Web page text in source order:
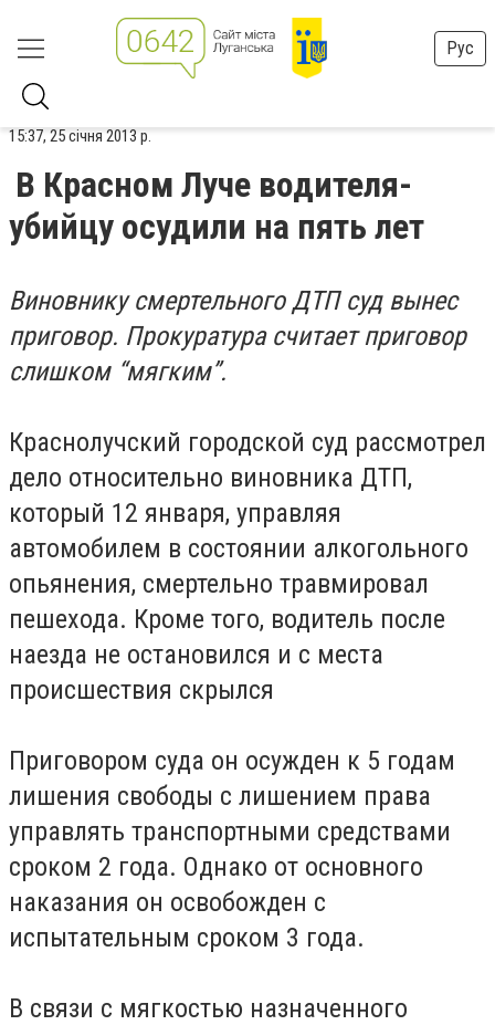
Рус
15:37, 25 січня 2013 р.
В Красном Луче водителя-
убийцу осудили на пять лет
Виновнику смертельного ДТП суд вынес
приговор. Прокуратура считает приговор
слишком “мягким”.
Краснолучский городской суд рассмотрел
дело относительно виновника ДТП,
который 12 января, управляя
автомобилем в состоянии алкогольного
опьянения, смертельно травмировал
пешехода. Кроме того, водитель после
наезда не остановился и с места
происшествия скрылся
Приговором суда он осужден к 5 годам
лишения свободы с лишением права
управлять транспортными средствами
сроком 2 года. Однако от основного
наказания он освобожден с
испытательным сроком 3 года.
В связи с мягкостью назначенного